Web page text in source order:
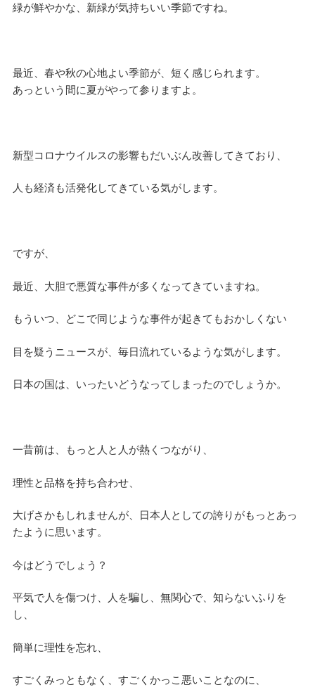
緑が鮮やかな、新緑が気持ちいい季節ですね。
最近、春や秋の心地よい季節が、短く感じられます。
あっという間に夏がやって参りますよ。
新型コロナウイルスの影響もだいぶん改善してきており、
人も経済も活発化してきている気がします。
ですが、
最近、大胆で悪質な事件が多くなってきていますね。
もういつ、どこで同じような事件が起きてもおかしくない
目を疑うニュースが、毎日流れているような気がします。
日本の国は、いったいどうなってしまったのでしょうか。
一昔前は、もっと人と人が熱くつながり、
理性と品格を持ち合わせ、
大げさかもしれませんが、日本人としての誇りがもっとあっ
たように思います。
今はどうでしょう？
平気で人を傷つけ、人を騙し、無関心で、知らないふりを
し、
簡単に理性を忘れ、
すごくみっともなく、すごくかっこ悪いことなのに、